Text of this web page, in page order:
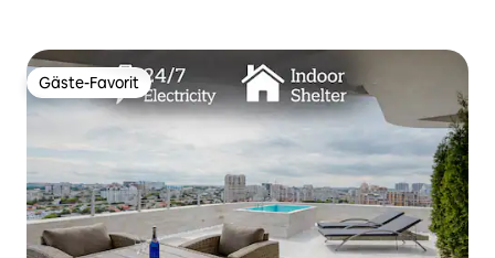
Gäste-Favorit
Gäste-Favorit